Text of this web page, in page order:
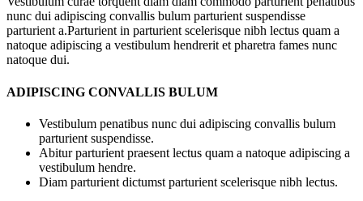
nunc dui adipiscing convallis bulum parturient suspendisse
parturient a.Parturient in parturient scelerisque nibh lectus quam a
natoque adipiscing a vestibulum hendrerit et pharetra fames nunc
natoque dui.
ADIPISCING CONVALLIS BULUM
Vestibulum penatibus nunc dui adipiscing convallis bulum
parturient suspendisse.
Abitur parturient praesent lectus quam a natoque adipiscing a
vestibulum hendre.
Diam parturient dictumst parturient scelerisque nibh lectus.